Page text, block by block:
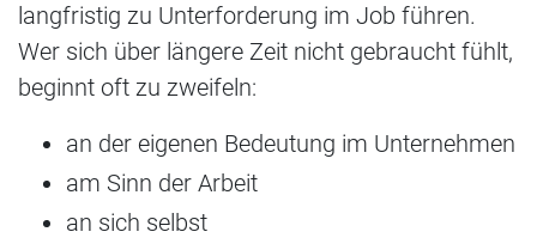
langfristig zu Unterforderung im Job führen.
Wer sich über längere Zeit nicht gebraucht fühlt,
beginnt oft zu zweifeln:
an der eigenen Bedeutung im Unternehmen
am Sinn der Arbeit
an sich selbst